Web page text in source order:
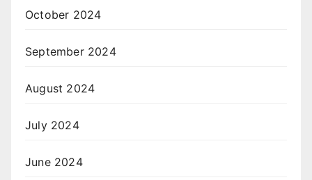
October 2024
September 2024
August 2024
July 2024
June 2024